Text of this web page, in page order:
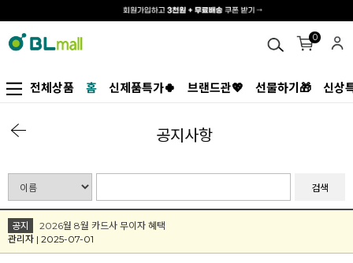
0
전체상품 홈 신제품특가🍀 브랜드관💖 선물하기🎁 신상
공지사항
검색
공지
2026월 8월 카드사 무이자 혜택
관리자 | 2025-07-01